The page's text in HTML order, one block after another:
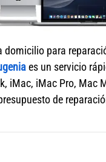
para
es un servicio
iMac, iMac Pro, Mac
de